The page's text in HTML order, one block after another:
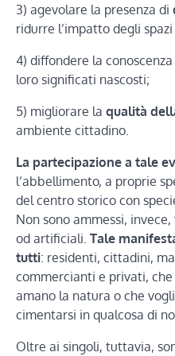
3) agevolare la presenza di
ridurre l’impatto degli
4) diffondere la
loro significati nascosti;
5) migliorare la qualità
ambiente cittadino.
La partecipazione a tale
l’abbellimento, a proprie
del centro storico con
Non sono ammessi,
od artificiali. Tale
tutti: residenti, cittadini,
commercianti e privati,
amano la natura o che
cimentarsi in qualcosa di
Oltre ai singoli, tuttavia,